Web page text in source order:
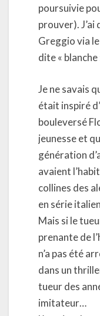
poursuivie
prouver).
Greggio via
dite « blanche
Je ne savais
était inspiré
bouleversé
jeunesse et
génération
avaient
collines des
en série
Mais si le
prenante de
n’a pas été
dans un
tueur des
imitateur…